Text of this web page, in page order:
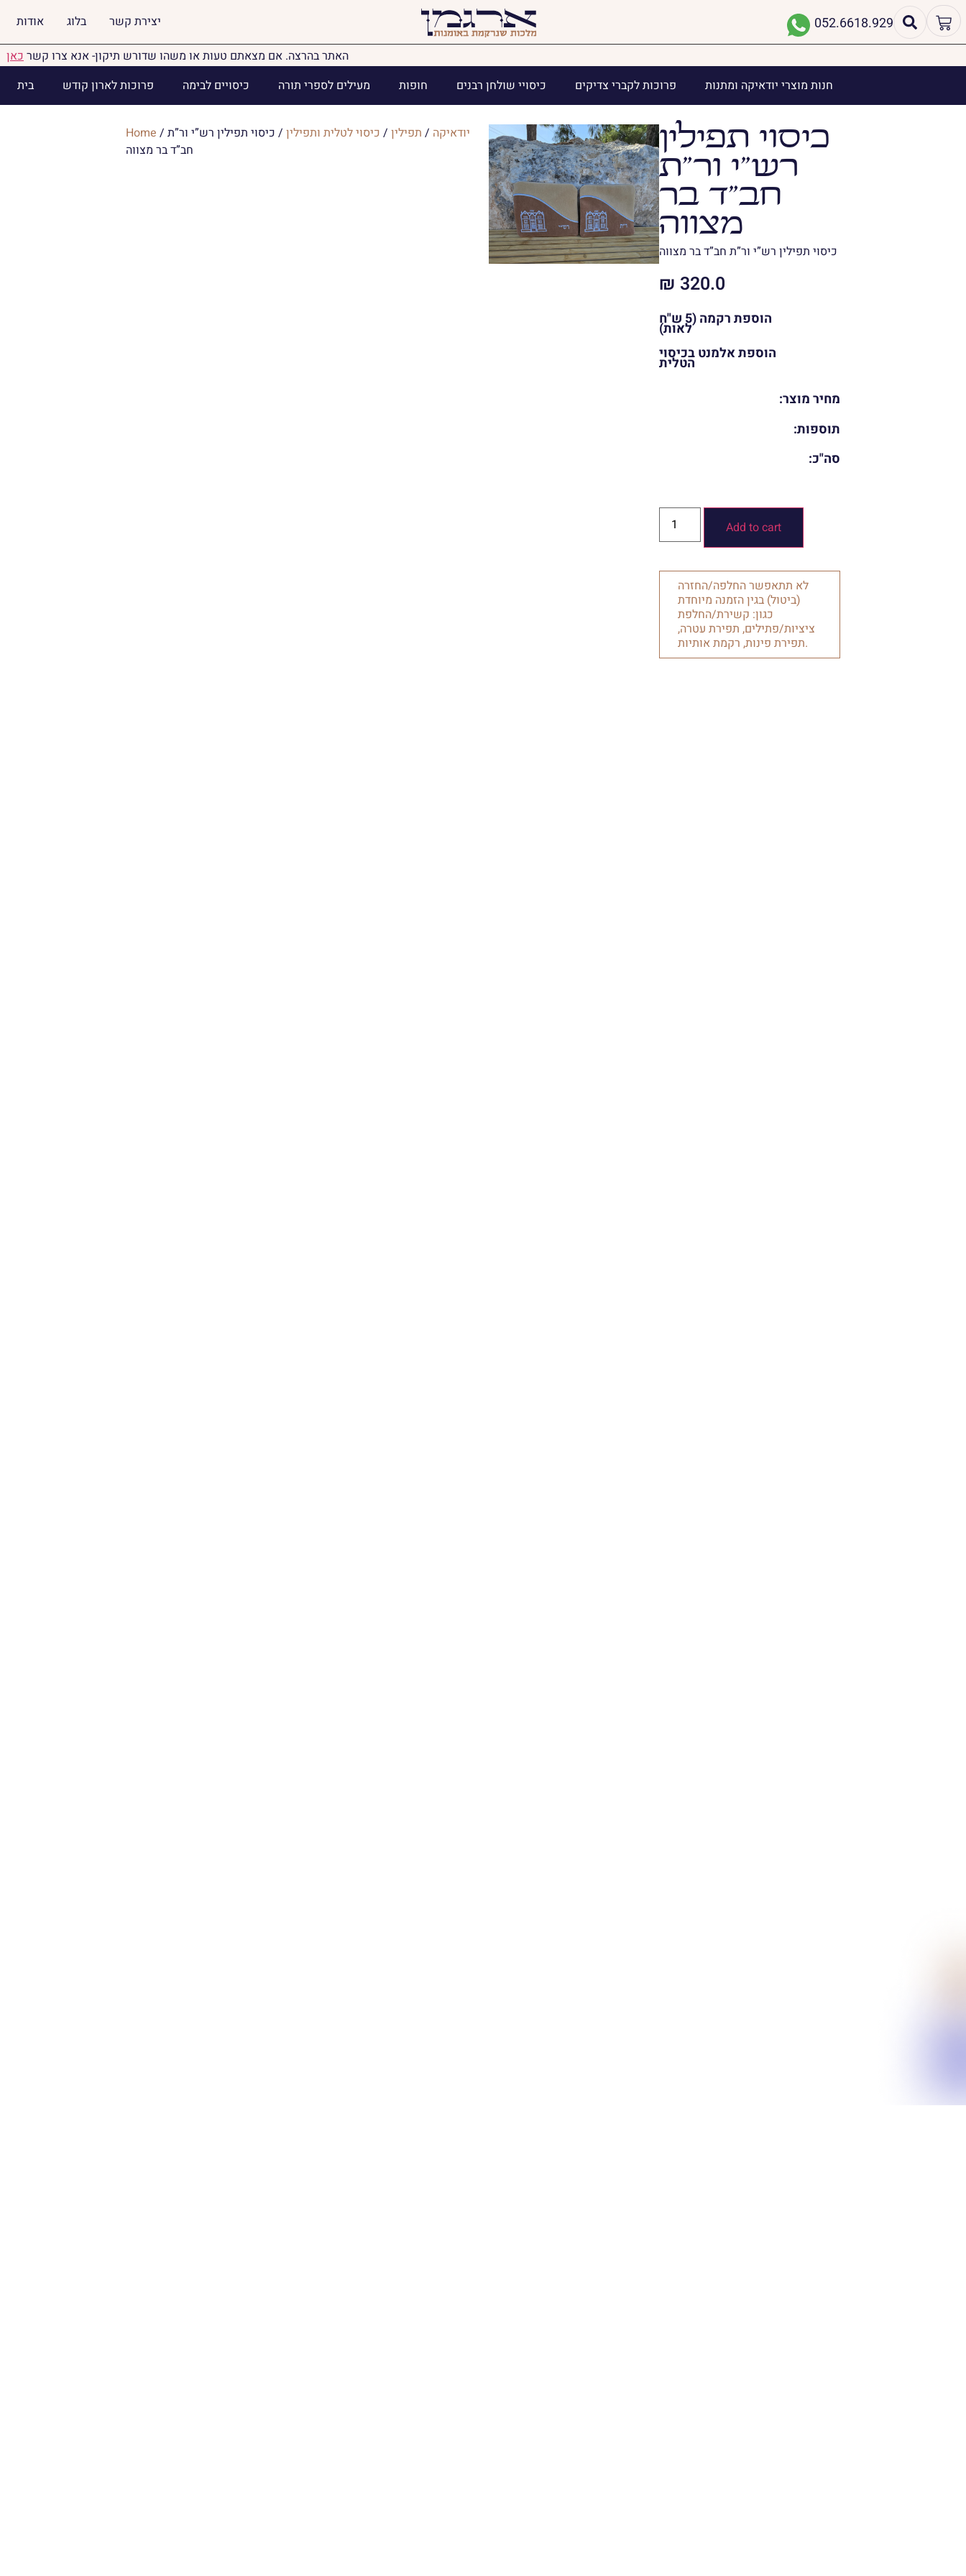
אודות בלוג יצירת קשר 052.6618.929
האתר בהרצה. אם מצאתם טעות או משהו שדורש תיקון- אנא צרו קשרכאן
בית
פרוכות לארון קודש כיסויים לבימה מעילים לספרי תורה חופות כיסויי שולחן רבנים פרוכות לקברי צדיקים חנות מוצרי יודאיקה ומתנות
Home / יודאיקה / תפילין / כיסוי לטלית ותפילין / כיסוי תפילין רש”י ור”ת
חב”ד בר מצווה
כיסוי תפילין
רש”י ור”ת
חב”ד בר
מצווה
כיסוי תפילין רש”י ור”ת חב”ד בר מצווה
₪ 320.0
הוספת רקמה (5 ש"ח
לאות)
הוספת אלמנט בכיסוי
הטלית
מחיר מוצר:
תוספות:
סה"כ:
Add to cart
לא תתאפשר החלפה/החזרה
(ביטול) בגין הזמנה מיוחדת
כגון: קשירת/החלפת
ציציות/פתילים, תפירת עטרה,
תפירת פינות, רקמת אותיות.